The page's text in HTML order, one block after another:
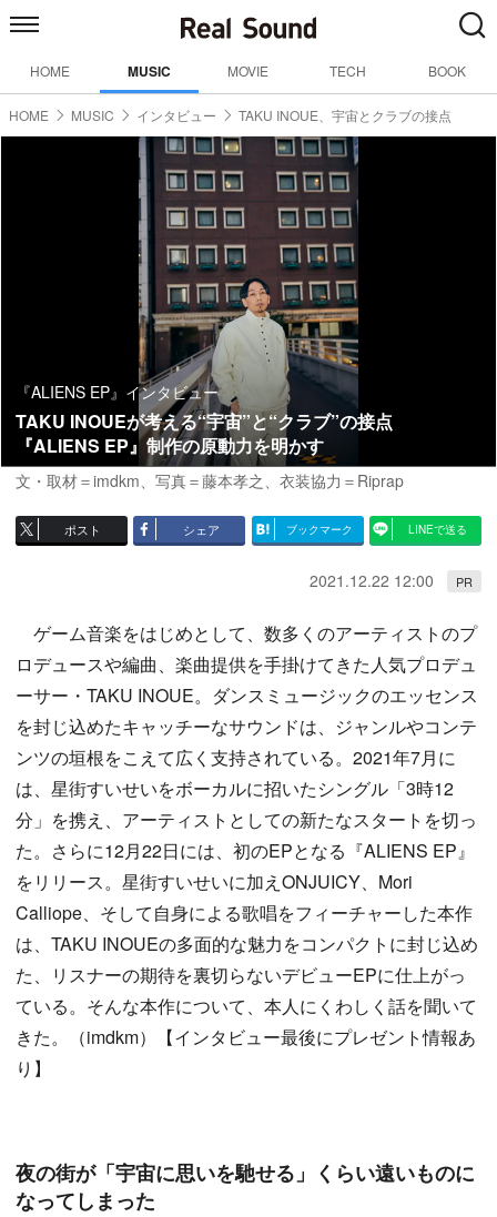
HOME MUSIC MOVIE TECH BOOK
HOME MUSIC インタビュー TAKU INOUE、宇宙とクラブの接点
『ALIENS EP』インタビュー
TAKU INOUEが考える“宇宙”と“クラブ”の接点
『ALIENS EP』制作の原動力を明かす
文・取材＝imdkm、 写真＝藤本孝之、衣装協力＝Riprap
ポスト シェア ブックマーク LINEで送る
2021.12.22 12:00 PR
ゲーム音楽をはじめとして、数多くのアーティストのプ
ロデュースや編曲、楽曲提供を手掛けてきた人気プロデュ
ーサー・TAKU INOUE。ダンスミュージックのエッセンス
を封じ込めたキャッチーなサウンドは、ジャンルやコンテ
ンツの垣根をこえて広く支持されている。2021年7月に
は、星街すいせいをボーカルに招いたシングル「3時12
分」を携え、アーティストとしての新たなスタートを切っ
た。さらに12月22日には、初のEPとなる『ALIENS EP』
をリリース。星街すいせいに加えONJUICY、Mori
Calliope、そして自身による歌唱をフィーチャーした本作
は、TAKU INOUEの多面的な魅力をコンパクトに封じ込め
た、リスナーの期待を裏切らないデビューEPに仕上がっ
ている。そんな本作について、本人にくわしく話を聞いて
きた。（imdkm）【インタビュー最後にプレゼント情報あ
り】
夜の街が「宇宙に思いを馳せる」くらい遠いものに
なってしまった